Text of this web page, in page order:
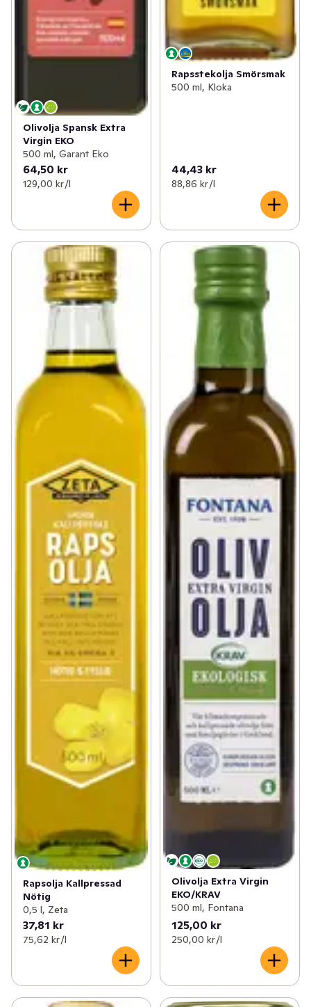
Olivolja Spansk Extra
Virgin EKO
500 ml, Garant Eko
64,50 kr
129,00 kr /l
Rapsstekolja Smörsmak
500 ml, Kloka
44,43 kr
88,86 kr /l
Rapsolja Kallpressad
Nötig
0,5 l, Zeta
37,81 kr
75,62 kr /l
Olivolja Extra Virgin
EKO/KRAV
500 ml, Fontana
125,00 kr
250,00 kr /l